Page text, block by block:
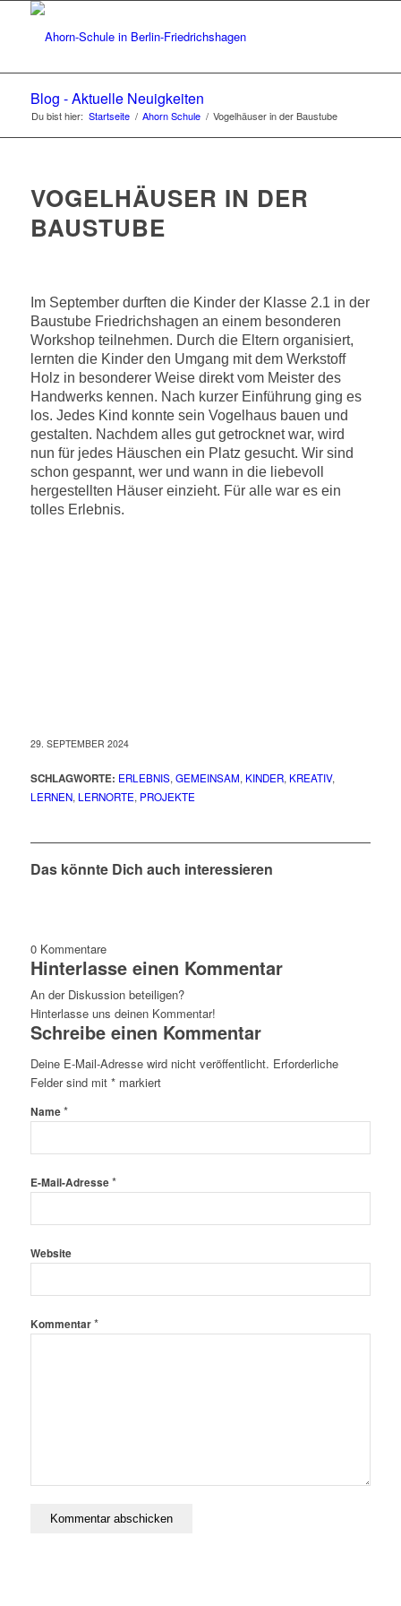
Blog - Aktuelle Neuigkeiten
Du bist hier: Startseite / Ahorn Schule / Vogelhäuser in der Baustube
VOGELHÄUSER IN DER
BAUSTUBE
Im September durften die Kinder der Klasse 2.1 in der
Baustube Friedrichshagen an einem besonderen
Workshop teilnehmen. Durch die Eltern organisiert,
lernten die Kinder den Umgang mit dem Werkstoff
Holz in besonderer Weise direkt vom Meister des
Handwerks kennen. Nach kurzer Einführung ging es
los. Jedes Kind konnte sein Vogelhaus bauen und
gestalten. Nachdem alles gut getrocknet war, wird
nun für jedes Häuschen ein Platz gesucht. Wir sind
schon gespannt, wer und wann in die liebevoll
hergestellten Häuser einzieht. Für alle war es ein
tolles Erlebnis.
29. SEPTEMBER 2024
SCHLAGWORTE: ERLEBNIS,GEMEINSAM, KINDER, KREATIV,
LERNEN, LERNORTE, PROJEKTE
Das könnte Dich auch interessieren
0 Kommentare
Hinterlasse einen Kommentar
An der Diskussion beteiligen?
Hinterlasse uns deinen Kommentar!
Schreibe einen Kommentar
Deine E-Mail-Adresse wird nicht veröffentlicht. Erforderliche
Felder sind mit *markiert
Name*
E-Mail-Adresse*
Website
Kommentar*